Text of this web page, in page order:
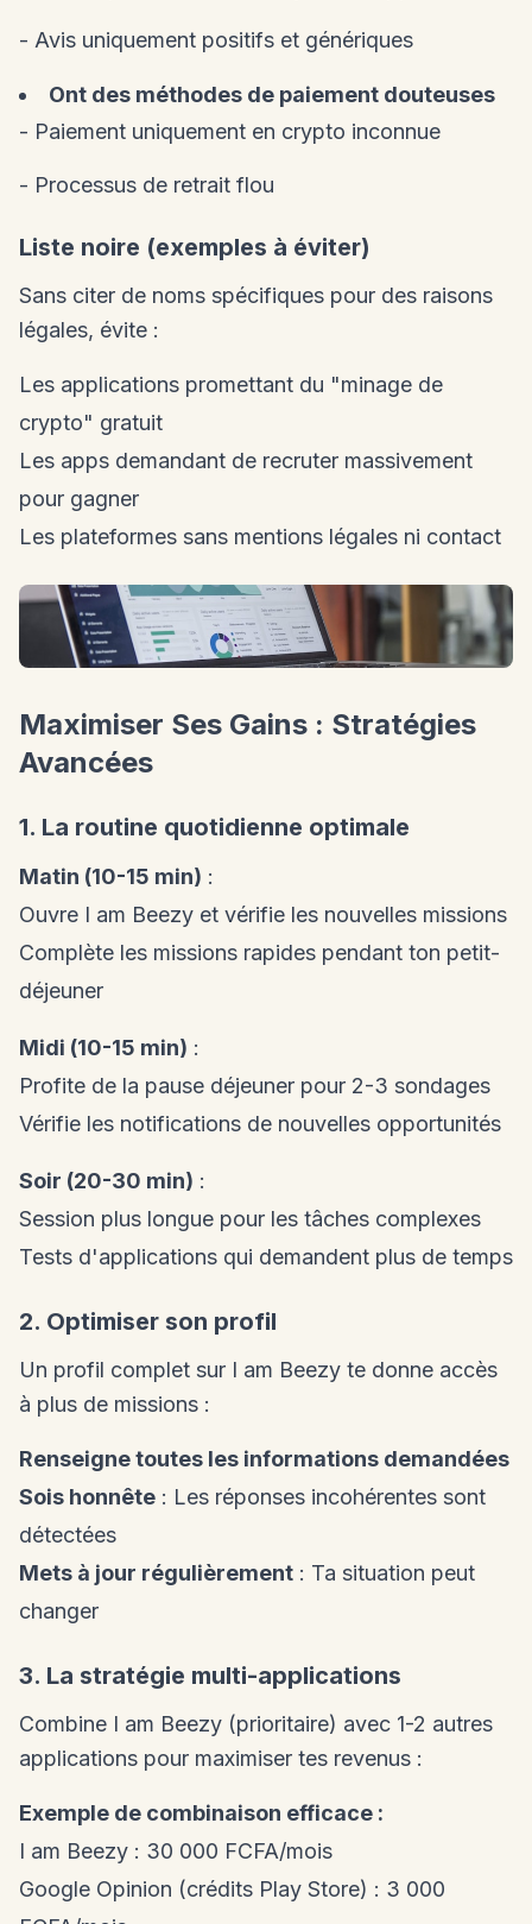
- Avis uniquement positifs et génériques
Ont des méthodes de paiement douteuses
- Paiement uniquement en crypto inconnue
- Processus de retrait flou
Liste noire (exemples à éviter)
Sans citer de noms spécifiques pour des raisons
légales, évite :
Les applications promettant du "minage de
crypto" gratuit
Les apps demandant de recruter massivement
pour gagner
Les plateformes sans mentions légales ni contact
Maximiser Ses Gains : Stratégies
Avancées
1. La routine quotidienne optimale
Matin (10-15 min) :
Ouvre I am Beezy et vérifie les nouvelles missions
Complète les missions rapides pendant ton petit-
déjeuner
Midi (10-15 min) :
Profite de la pause déjeuner pour 2-3 sondages
Vérifie les notifications de nouvelles opportunités
Soir (20-30 min) :
Session plus longue pour les tâches complexes
Tests d'applications qui demandent plus de temps
2. Optimiser son profil
Un profil complet sur I am Beezy te donne accès
à plus de missions :
Renseigne toutes les informations demandées
Sois honnête : Les réponses incohérentes sont
détectées
Mets à jour régulièrement : Ta situation peut
changer
3. La stratégie multi-applications
Combine I am Beezy (prioritaire) avec 1-2 autres
applications pour maximiser tes revenus :
Exemple de combinaison efficace :
I am Beezy : 30 000 FCFA/mois
Google Opinion (crédits Play Store) : 3 000